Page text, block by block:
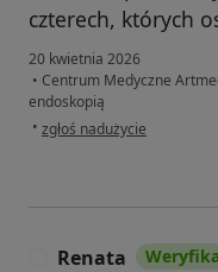
czterech, których
20 kwietnia 2026
• Centrum Medyczne
endoskopią
• w opinii użytkownika DK
zgłoś nadużycie
Renata